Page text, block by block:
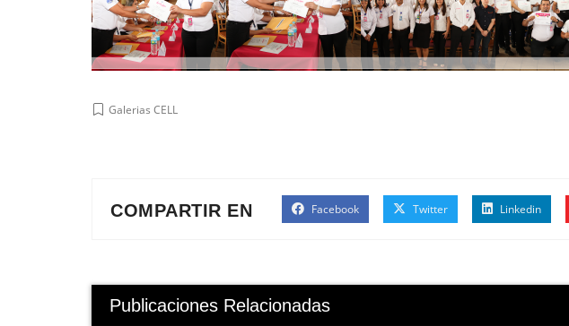
Galerias CELL
COMPARTIR EN Facebook Twitter Linkedin
Publicaciones Relacionadas